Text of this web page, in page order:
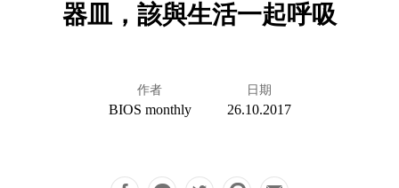
器皿，該與生活一起呼吸
作者
BIOS monthly
日期
26.10.2017